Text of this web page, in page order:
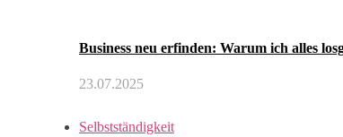
Business neu erfinden: Warum ich alles
23.07.2025
Selbstständigkeit